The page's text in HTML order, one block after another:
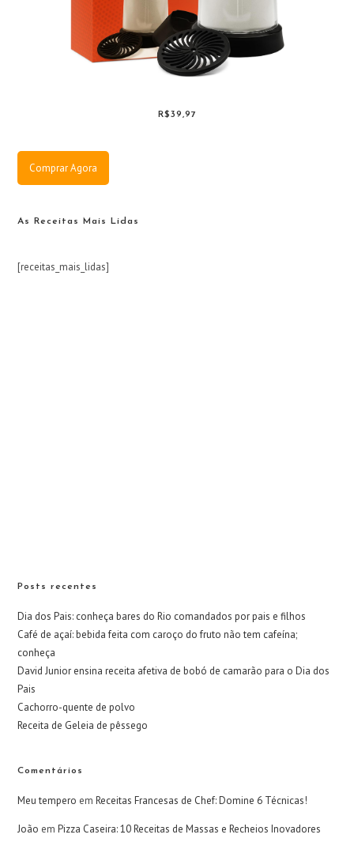
R$39,97
Comprar Agora
As Receitas Mais Lidas
[receitas_mais_lidas]
Posts recentes
Dia dos Pais: conheça bares do Rio comandados por pais e filhos
Café de açaí: bebida feita com caroço do fruto não tem cafeína;
conheça
David Junior ensina receita afetiva de bobó de camarão para o Dia dos
Pais
Cachorro-quente de polvo
Receita de Geleia de pêssego
Comentários
Meu tempero emReceitas Francesas de Chef: Domine 6 Técnicas!
João emPizza Caseira: 10 Receitas de Massas e Recheios Inovadores